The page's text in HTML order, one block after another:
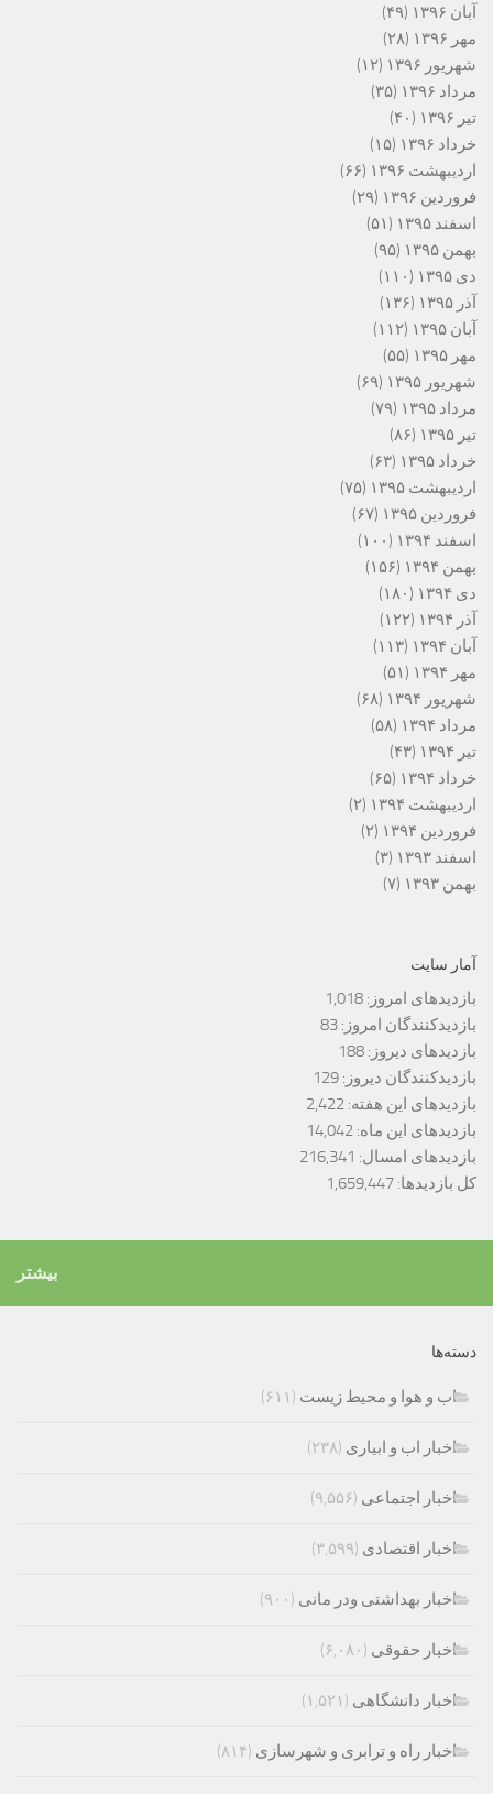
آبان ۱۳۹۶
(۴۹)
مهر ۱۳۹۶
(۲۸)
شهریور ۱۳۹۶
(۱۲)
مرداد ۱۳۹۶
(۳۵)
تیر ۱۳۹۶
(۴۰)
خرداد ۱۳۹۶
(۱۵)
اردیبهشت ۱۳۹۶
(۶۶)
فروردین ۱۳۹۶
(۲۹)
اسفند ۱۳۹۵
(۵۱)
بهمن ۱۳۹۵
(۹۵)
دی ۱۳۹۵
(۱۱۰)
آذر ۱۳۹۵
(۱۳۶)
آبان ۱۳۹۵
(۱۱۲)
مهر ۱۳۹۵
(۵۵)
شهریور ۱۳۹۵
(۶۹)
مرداد ۱۳۹۵
(۷۹)
تیر ۱۳۹۵
(۸۶)
خرداد ۱۳۹۵
(۶۳)
اردیبهشت ۱۳۹۵
(۷۵)
فروردین ۱۳۹۵
(۶۷)
اسفند ۱۳۹۴
(۱۰۰)
بهمن ۱۳۹۴
(۱۵۶)
دی ۱۳۹۴
(۱۸۰)
آذر ۱۳۹۴
(۱۲۲)
آبان ۱۳۹۴
(۱۱۳)
مهر ۱۳۹۴
(۵۱)
شهریور ۱۳۹۴
(۶۸)
مرداد ۱۳۹۴
(۵۸)
تیر ۱۳۹۴
(۴۳)
خرداد ۱۳۹۴
(۶۵)
اردیبهشت ۱۳۹۴
(۲)
فروردین ۱۳۹۴
(۲)
اسفند ۱۳۹۳
(۳)
بهمن ۱۳۹۳
(۷)
آمار سایت
بازدیدهای امروز: 1,018
بازدیدکنندگان امروز: 83
بازدیدهای دیروز: 188
بازدیدکنندگان دیروز: 129
بازدیدهای این هفته: 2,422
بازدیدهای این ماه: 14,042
بازدیدهای امسال: 216,341
کل بازدیدها: 1,659,447
بیشتر
دسته‌ها
اب و هوا و محیط زیست (۶۱۱)
اخبار اب و ابیاری (۲۳۸)
اخبار اجتماعی (۹,۵۵۶)
اخبار اقتصادی (۳,۵۹۹)
اخبار بهداشتی ودر مانی (۹۰۰)
اخبار حقوقی (۶,۰۸۰)
اخبار دانشگاهی (۱,۵۲۱)
اخبار راه و ترابری و شهرسازی (۸۱۴)